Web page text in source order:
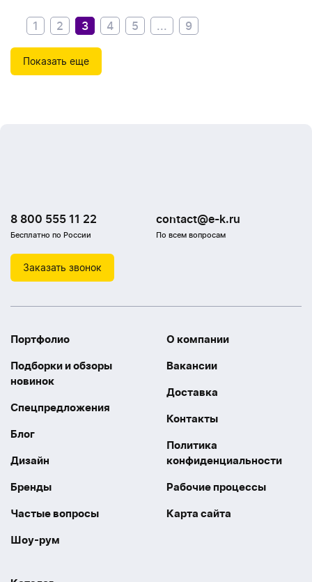
590 ₽
1 2 3 4 5 ... 9
Показать еще
8 800 555 11 22
Бесплатно по России
contact@e-k.ru
По всем вопросам
Заказать звонок
Портфолио
Подборки и обзоры
новинок
Спецпредложения
Блог
Дизайн
Бренды
Частые вопросы
Шоу-рум
О компании
Вакансии
Доставка
Контакты
Политика
конфиденциальности
Рабочие процессы
Карта сайта